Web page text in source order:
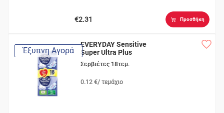
€2.31 Προσθήκη
Έξυπνη Αγορά
EVERYDAY Sensitive
Super Ultra Plus
Σερβιέτες 18τεμ.
0.12 €/ τεμάχιο